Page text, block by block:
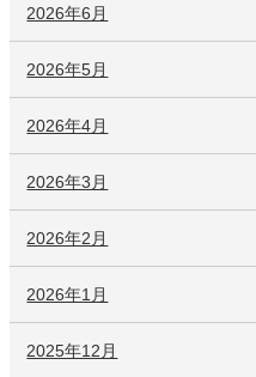
2026年6月
2026年5月
2026年4月
2026年3月
2026年2月
2026年1月
2025年12月